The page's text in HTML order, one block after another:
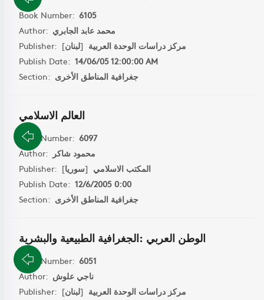
Book Number: 6105
Author: محمد عابد الجابري
Publisher:
مركز دراسات الوحدة العربية [لبنان]
Publish Date: 14/06/05 12:00:00 AM
Section: جغرافية المناطق الأخرى
العالم الاسلامي
Book Number: 6097
Author: محمود شاكر
Publisher:
المكتب الاسلامي [سوريا]
Publish Date: 12/6/2005 0:00
Section: جغرافية المناطق الأخرى
الوطن العربي :الجغرافية الطبيعية والبشرية
Book Number: 6051
Author: ناجي علوش
Publisher:
مركز دراسات الوحدة العربية [لبنان]